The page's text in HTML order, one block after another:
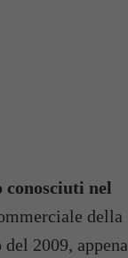
conosciuti nel
della
2009, appena